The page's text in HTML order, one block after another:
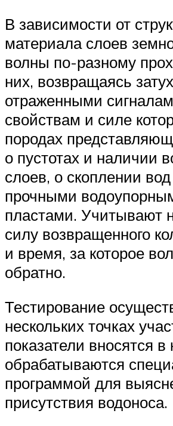
В зависимости от
материала слоев
волны по-разному
них, возвращаясь
отраженными
свойствам и силе
породах
о пустотах и наличии
слоев, о скоплении
прочными
пластами. Учитывают
силу возвращенного
и время, за которое
обратно.
Тестирование
нескольких точках
показатели вносятся
обрабатываются
программой для
присутствия водоноса.